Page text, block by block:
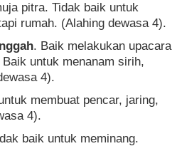
pitra. Tidak baik untuk
rumah. (Alahing dewasa 4).
. Baik melakukan upacara
untuk menanam sirih,
4).
membuat pencar, jaring,
4).
baik untuk meminang.